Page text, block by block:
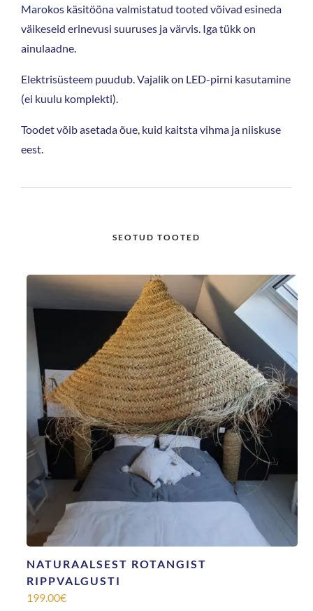
Marokos käsitööna valmistatud tooted võivad esineda
väikeseid erinevusi suuruses ja värvis. Iga tükk on
ainulaadne.
Elektrisüsteem puudub. Vajalik on LED-pirni kasutamine
(ei kuulu komplekti).
Toodet võib asetada õue, kuid kaitsta vihma ja niiskuse
eest.
SEOTUD TOOTED
NATURAALSEST ROTANGIST
RIPPVALGUSTI
199.00€